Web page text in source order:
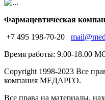
Фармацевтическая
+7 495 198-70-20
Время работы: 9.00-18.00
Copyright 1998-2023 Все
компания МЕДАРГО.
Все права на материалы,